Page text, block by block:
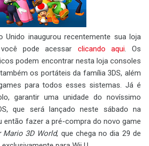
Unido inaugurou recentemente sua loja
pode acessar clicando aqui. Os
podem encontrar nesta loja consoles
os portáteis da família 3DS, além
para todos esses sistemas. Já é
garantir uma unidade do novíssimo
que será lançado neste sábado na
então fazer a pré-compra do novo game
Mario 3D World, que chega no dia 29 de